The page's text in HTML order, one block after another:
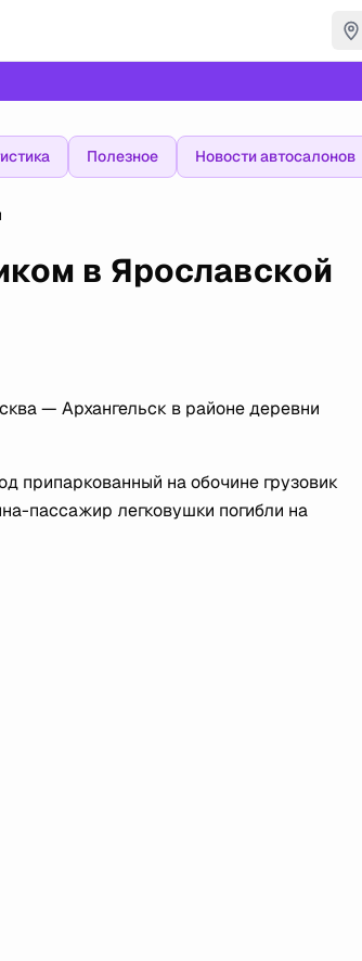
Полезное Новости автосалонов
в Ярославской
— Архангельск в районе деревни
припаркованный на обочине грузовик
пассажир легковушки погибли на